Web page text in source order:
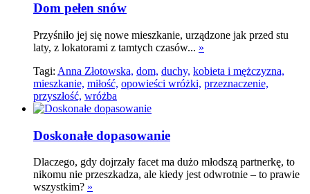
Dom pełen snów
Przyśniło jej się nowe mieszkanie, urządzone jak przed stu
laty, z lokatorami z tamtych czasów... »
Tagi: Anna Złotowska, dom, duchy, kobieta i mężczyzna,
mieszkanie, miłość, opowieści wróżki, przeznaczenie,
przyszłość, wróżba
Doskonałe dopasowanie
Dlaczego, gdy dojrzały facet ma dużo młodszą partnerkę, to
nikomu nie przeszkadza, ale kiedy jest odwrotnie – to prawie
wszystkim? »